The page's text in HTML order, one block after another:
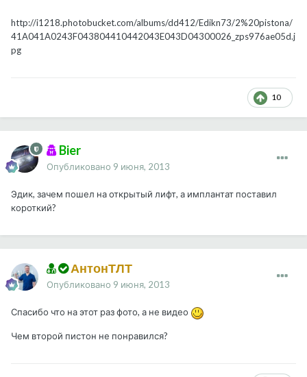
http://i1218.photobucket.com/albums/dd412/Edikn73/2%20pistona/
41A041A0243F043804410442043E043D04300026_zps976ae05d.j
pg
10
Bier
Опубликовано 9 июня, 2013
Эдик, зачем пошел на открытый лифт, а имплантат поставил
короткий?
АнтонТЛТ
Опубликовано 9 июня, 2013
Спасибо что на этот раз фото, а не видео
Чем второй пистон не понравился?